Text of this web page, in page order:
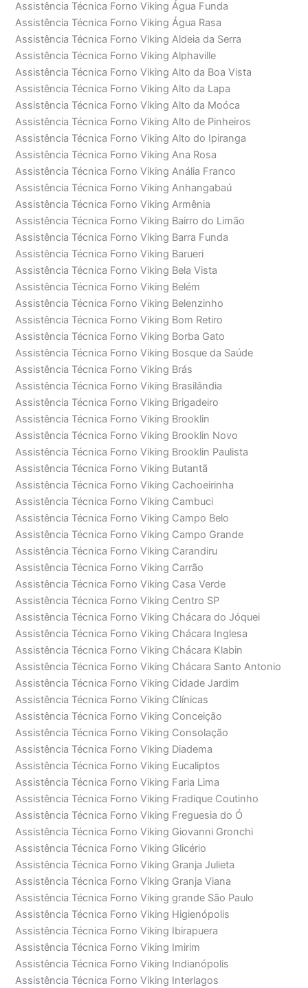
Assistência Técnica Forno Viking Água Funda
Assistência Técnica Forno Viking Água Rasa
Assistência Técnica Forno Viking Aldeia da Serra
Assistência Técnica Forno Viking Alphaville
Assistência Técnica Forno Viking Alto da Boa Vista
Assistência Técnica Forno Viking Alto da Lapa
Assistência Técnica Forno Viking Alto da Moóca
Assistência Técnica Forno Viking Alto de Pinheiros
Assistência Técnica Forno Viking Alto do Ipiranga
Assistência Técnica Forno Viking Ana Rosa
Assistência Técnica Forno Viking Anália Franco
Assistência Técnica Forno Viking Anhangabaú
Assistência Técnica Forno Viking Armênia
Assistência Técnica Forno Viking Bairro do Limão
Assistência Técnica Forno Viking Barra Funda
Assistência Técnica Forno Viking Barueri
Assistência Técnica Forno Viking Bela Vista
Assistência Técnica Forno Viking Belém
Assistência Técnica Forno Viking Belenzinho
Assistência Técnica Forno Viking Bom Retiro
Assistência Técnica Forno Viking Borba Gato
Assistência Técnica Forno Viking Bosque da Saúde
Assistência Técnica Forno Viking Brás
Assistência Técnica Forno Viking Brasilândia
Assistência Técnica Forno Viking Brigadeiro
Assistência Técnica Forno Viking Brooklin
Assistência Técnica Forno Viking Brooklin Novo
Assistência Técnica Forno Viking Brooklin Paulista
Assistência Técnica Forno Viking Butantã
Assistência Técnica Forno Viking Cachoeirinha
Assistência Técnica Forno Viking Cambuci
Assistência Técnica Forno Viking Campo Belo
Assistência Técnica Forno Viking Campo Grande
Assistência Técnica Forno Viking Carandiru
Assistência Técnica Forno Viking Carrão
Assistência Técnica Forno Viking Casa Verde
Assistência Técnica Forno Viking Centro SP
Assistência Técnica Forno Viking Chácara do Jóquei
Assistência Técnica Forno Viking Chácara Inglesa
Assistência Técnica Forno Viking Chácara Klabin
Assistência Técnica Forno Viking Chácara Santo Antonio
Assistência Técnica Forno Viking Cidade Jardim
Assistência Técnica Forno Viking Clínicas
Assistência Técnica Forno Viking Conceição
Assistência Técnica Forno Viking Consolação
Assistência Técnica Forno Viking Diadema
Assistência Técnica Forno Viking Eucaliptos
Assistência Técnica Forno Viking Faria Lima
Assistência Técnica Forno Viking Fradique Coutinho
Assistência Técnica Forno Viking Freguesia do Ó
Assistência Técnica Forno Viking Giovanni Gronchi
Assistência Técnica Forno Viking Glicério
Assistência Técnica Forno Viking Granja Julieta
Assistência Técnica Forno Viking Granja Viana
Assistência Técnica Forno Viking grande São Paulo
Assistência Técnica Forno Viking Higienópolis
Assistência Técnica Forno Viking Ibirapuera
Assistência Técnica Forno Viking Imirim
Assistência Técnica Forno Viking Indianópolis
Assistência Técnica Forno Viking Interlagos